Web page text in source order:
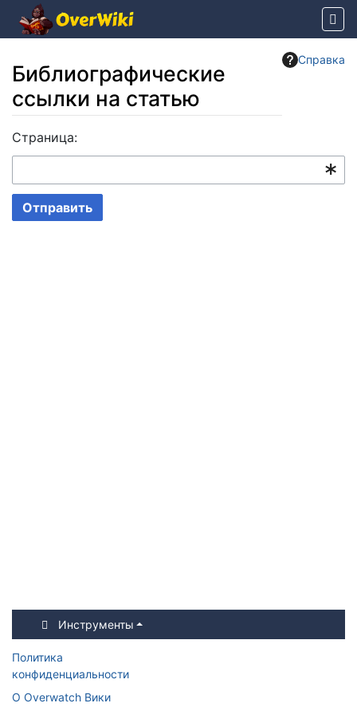
Справка
Библиографические
ссылки на статью
Перейти к:
Страница:
Отправить
Инструменты
Политика
конфиденциальности
О Overwatch Вики